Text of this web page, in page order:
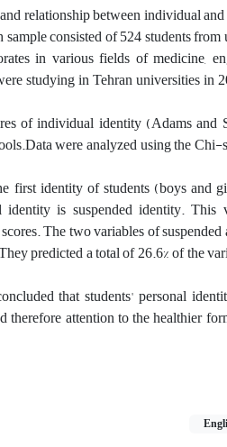
relationship between individual
consisted of 524 students
in various fields of medicine,
studying in Tehran universities in
of individual identity (Adams and
were analyzed using the Chi-
first identity of students (boys and
is suspended identity. This
The two variables of
predicted a total of 26.6% of the
that students' personal
attention to the healthier